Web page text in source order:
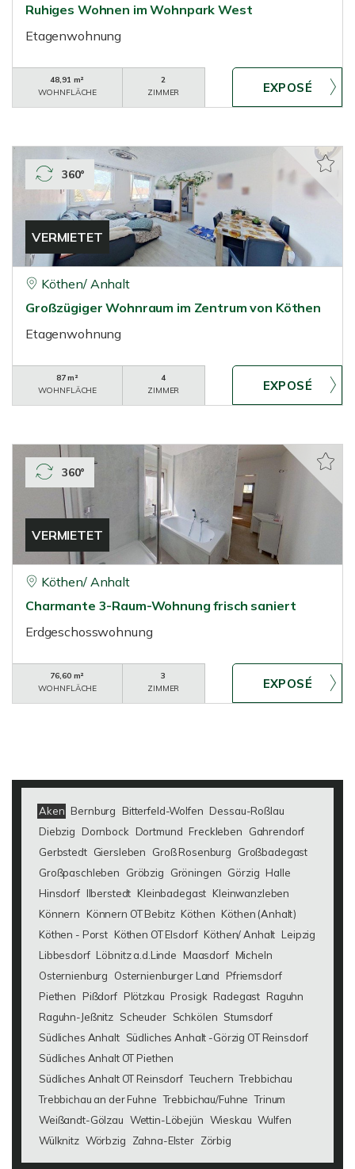
Ruhiges Wohnen im Wohnpark West
Etagenwohnung
48,91 m²
WOHNFLÄCHE
2
ZIMMER
VERMIETET
360°
Köthen/ Anhalt
Großzügiger Wohnraum im Zentrum von Köthen
Etagenwohnung
87 m²
WOHNFLÄCHE
4
ZIMMER
VERMIETET
360°
Köthen/ Anhalt
Charmante 3-Raum-Wohnung frisch saniert
Erdgeschosswohnung
76,60 m²
WOHNFLÄCHE
3
ZIMMER
Aken Bernburg Bitterfeld-Wolfen Dessau-Roßlau
Diebzig
Dornbock Dortmund Freckleben
Gahrendorf
Gerbstedt Giersleben Groß Rosenburg
Großbadegast
Großpaschleben
Gröbzig Gröningen Görzig Halle
Hinsdorf Ilberstedt Kleinbadegast Kleinwanzleben
Könnern
Könnern OT Bebitz Köthen Köthen (Anhalt)
Köthen - Porst Köthen OT Elsdorf Köthen/ Anhalt Leipzig
Libbesdorf Löbnitz a.d.Linde Maasdorf Micheln
Osternienburg
Osternienburger Land
Pfriemsdorf
Piethen
Pißdorf Plötzkau Prosigk Radegast Raguhn
Raguhn-Jeßnitz Scheuder Schkölen Stumsdorf
Südliches Anhalt Südliches Anhalt -Görzig OT Reinsdorf
Südliches Anhalt OT Piethen
Südliches Anhalt OT Reinsdorf Teuchern Trebbichau
Trebbichau an der Fuhne Trebbichau/Fuhne Trinum
Weißandt-Gölzau Wettin-Löbejün Wieskau Wulfen
Wülknitz Wörbzig Zahna-Elster Zörbig